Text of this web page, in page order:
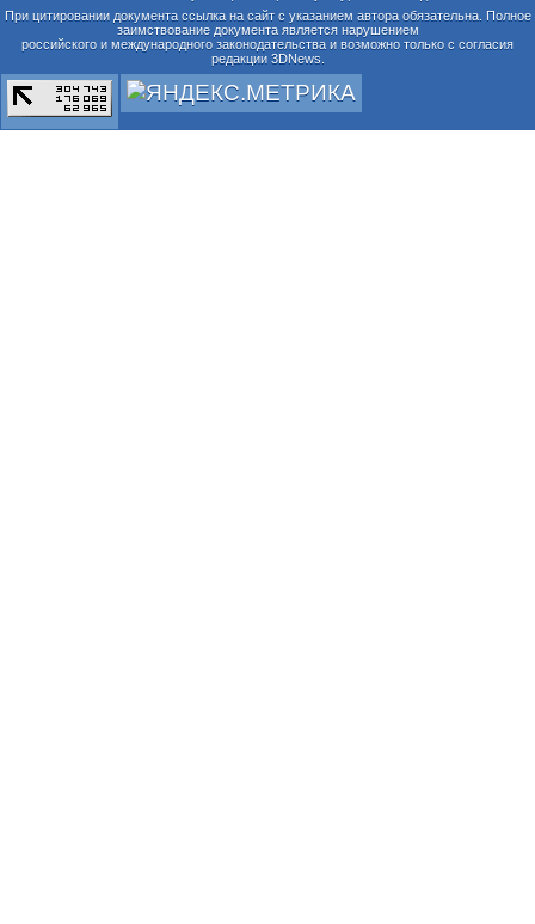
При цитировании документа ссылка на сайт с указанием автора обязательна. Полное
заимствование документа является нарушением
российского и международного законодательства и возможно только с согласия
редакции 3DNews.